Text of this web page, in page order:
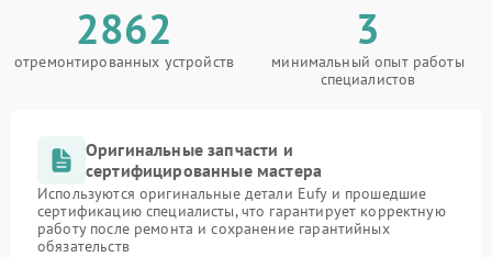
2862
отремонтированных устройств
3
минимальный опыт работы
специалистов
Оригинальные запчасти и
сертифицированные мастера
Используются оригинальные детали Eufy и прошедшие
сертификацию специалисты, что гарантирует корректную
работу после ремонта и сохранение гарантийных
обязательств